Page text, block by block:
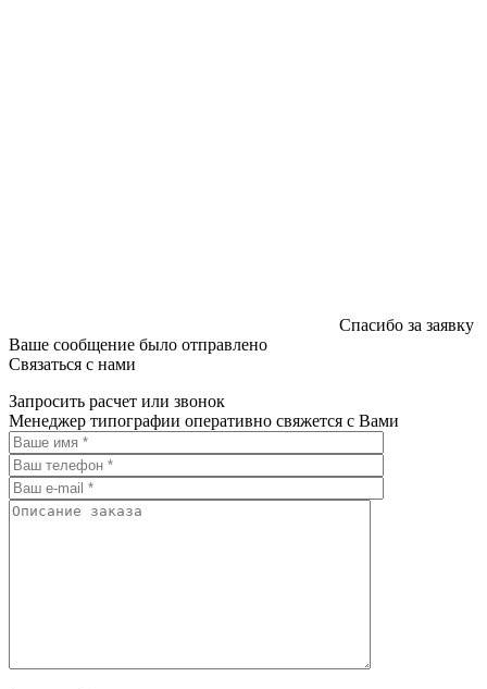
Спасибо за заявку
Ваше сообщение было отправлено
Связаться с нами
Запросить расчет или звонок
Менеджер типографии оперативно свяжется с Вами